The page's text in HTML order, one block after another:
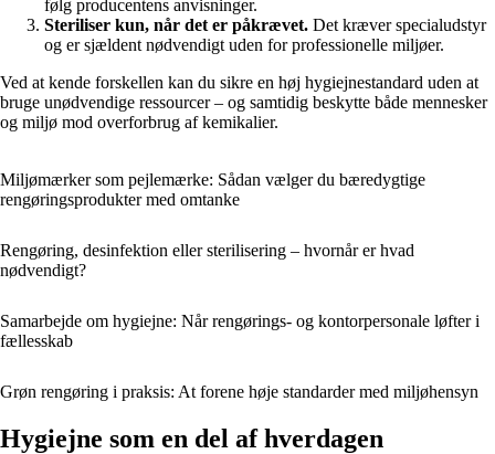
følg producentens anvisninger.
Steriliser kun, når det er påkrævet. Det kræver specialudstyr
og er sjældent nødvendigt uden for professionelle miljøer.
Ved at kende forskellen kan du sikre en høj hygiejnestandard uden at
bruge unødvendige ressourcer – og samtidig beskytte både mennesker
og miljø mod overforbrug af kemikalier.
Miljømærker som pejlemærke: Sådan vælger du bæredygtige
rengøringsprodukter med omtanke
Rengøring, desinfektion eller sterilisering – hvornår er hvad
nødvendigt?
Samarbejde om hygiejne: Når rengørings- og kontorpersonale løfter i
fællesskab
Grøn rengøring i praksis: At forene høje standarder med miljøhensyn
Hygiejne som en del af hverdagen